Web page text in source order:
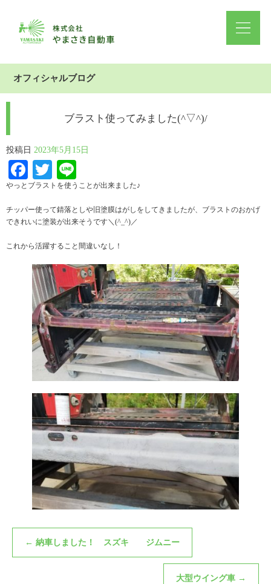
オフィシャルブログ
ブラスト使ってみました(^▽^)/
投稿日 2023年5月15日
Facebook
Twitter
やっとブラストを使うことが出来ました♪
チッパー使って錆落としや旧塗膜はがしをしてきましたが、ブラストのおかげ
できれいに塗装が出来そうです＼(^_^)／
これから活躍すること間違いなし！
← 納車しました！ スズキ ジムニー
大型ウイング車 →